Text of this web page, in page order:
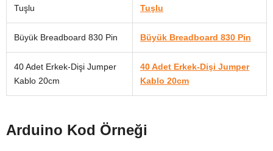
Tuşlu
Tuşlu
Büyük Breadboard 830 Pin Büyük Breadboard 830 Pin
40 Adet Erkek-Dişi Jumper
Kablo 20cm
40 Adet Erkek-Dişi Jumper
Kablo 20cm
Arduino Kod Örneği